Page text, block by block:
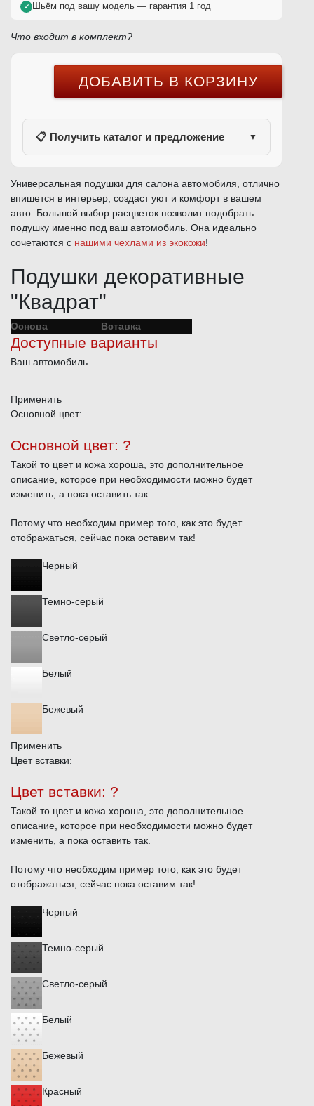
✓ Шьём под вашу модель — гарантия 1 год
Что входит в комплект?
📋 Получить каталог и предложение ▼
Универсальная подушки для салона автомобиля, отлично
впишется в интерьер, создаст уют и комфорт в вашем
авто. Большой выбор расцветок позволит подобрать
подушку именно под ваш автомобиль. Она идеально
сочетаются с нашими чехлами из экокожи!
Подушки декоративные
"Квадрат"
Основа Вставка
Доступные варианты
Ваш автомобиль
Применить
Основной цвет:
Основной цвет: ?
Такой то цвет и кожа хороша, это дополнительное
описание, которое при необходимости можно будет
изменить, а пока оставить так.
Потому что необходим пример того, как это будет
отображаться, сейчас пока оставим так!
Черный
Темно-серый
Светло-серый
Белый
Бежевый
Применить
Цвет вставки:
Цвет вставки: ?
Такой то цвет и кожа хороша, это дополнительное
описание, которое при необходимости можно будет
изменить, а пока оставить так.
Потому что необходим пример того, как это будет
отображаться, сейчас пока оставим так!
Черный
Темно-серый
Светло-серый
Белый
Бежевый
Красный